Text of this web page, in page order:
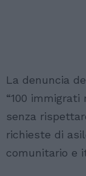
La denuncia
“100
senza
richieste di
comunitario e